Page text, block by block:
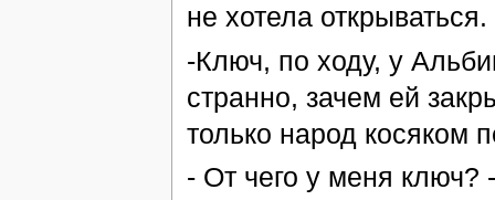
не хотела открываться.
-Ключ, по ходу, у
странно, зачем ей
только народ косяком
- От чего у меня ключ?